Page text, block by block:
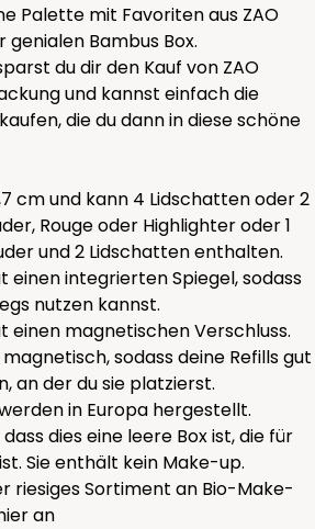
Palette mit Favoriten aus ZAO
Bambus Box.
du dir den Kauf von ZAO
und kannst einfach die
die du dann in diese schöne
cm und kann 4 Lidschatten oder 2
Rouge oder Highlighter oder 1
und 2 Lidschatten enthalten.
einen integrierten Spiegel, sodass
nutzen kannst.
einen magnetischen Verschluss.
sodass deine Refills gut
an der du sie platzierst.
in Europa hergestellt.
dies eine leere Box ist, die für
Sie enthält kein Make-up.
riesiges Sortiment an Bio-Make-
an